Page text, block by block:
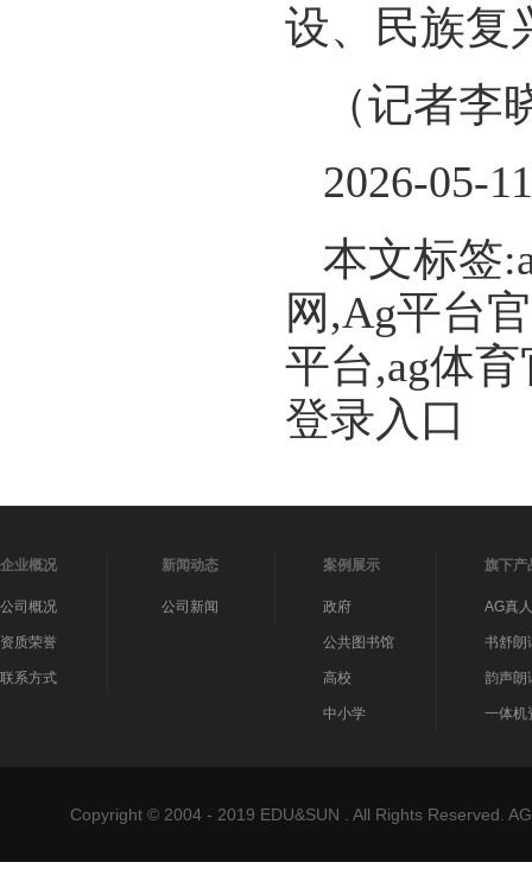
设、民族复
（记者李
2026-05-11
本文标签
网,Ag平台
平台,ag体
登录入口
企业概况
公司概况
资质荣誉
联系方式
新闻动态
公司新闻
案例展示
政府
公共图书馆
高校
中小学
旗下产
AG真
书舒朗
韵声朗
一体机
Copyright © 2004 - 2019 EDU&SUN . All Rights Reserved.